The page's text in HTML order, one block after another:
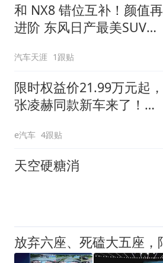
和 NX8 错位互补！颜值再
进阶 东风日产最美SUV
汽车天涯 1跟贴
限时权益价21.99万元起，
张凌赫同款新车来了！阿
e汽车 4跟贴
天空硬糖消